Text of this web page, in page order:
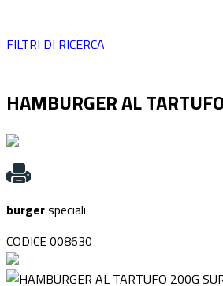
FILTRI DI RICERCA
HAMBURGER AL
burgerspeciali
CODICE 008630